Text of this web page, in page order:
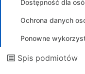
Dostępność dla
Ochrona danych
Ponowne
Spis podmiotów